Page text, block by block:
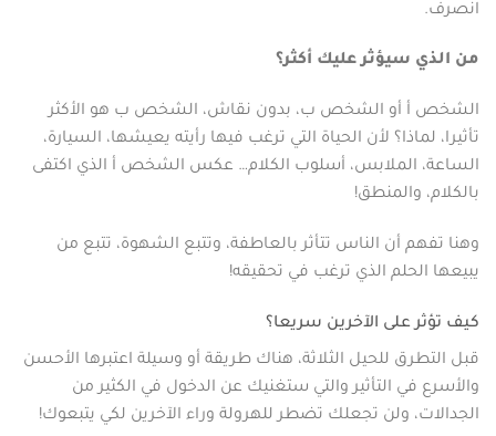
انصرف.
من الذي سيؤثر عليك أكثر؟
الشخص أ أو الشخص ب، بدون نقاش، الشخص ب هو الأكثر
تأثيرا، لماذا؟ لأن الحياة التي ترغب فيها رأيته يعيشها، السيارة،
الساعة، الملابس، أسلوب الكلام… عكس الشخص أ الذي اكتفى
بالكلام، والمنطق!
وهنا تفهم أن الناس تتأثر بالعاطفة، وتتبع الشهوة، تتبع من
يبيعها الحلم الذي ترغب في تحقيقه!
كيف تؤثر على الآخرين سريعا؟
قبل التطرق للحيل الثلاثة، هناك طريقة أو وسيلة اعتبرها الأحسن
والأسرع في التأثير والتي ستغنيك عن الدخول في الكثير من
الجدالات، ولن تجعلك تضطر للهرولة وراء الآخرين لكي يتبعوك!